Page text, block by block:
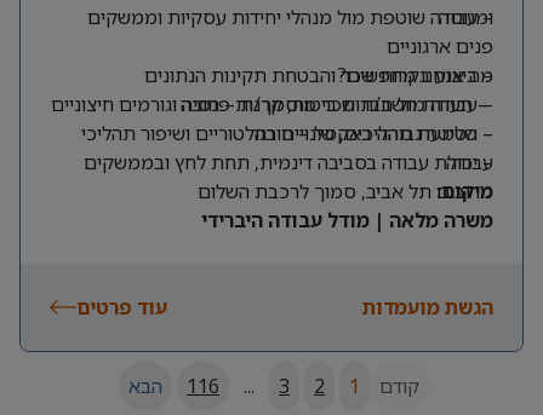
ומנוסה
– עבודה שוטפת מול מנהלי יחידות עסקיות וממשקים
פנים ארגוניים
– ביצוע בקרות שכר והבטחת תקינות הנתונים
– עבודה מול חברות ביטוח, קרנות פנסיה וגורמים חיצוניים
– הטמעת תהליכים, שינויים רגולטוריים ושיפור תהליכי
עבודה
מה אנחנו מחפשים?
– תעודת חשב/ת שכר מוסמך/ת – חובה
– שליטה גבוהה באקסל – חובה
– יכולת עבודה בסביבה דינמית, תחת לחץ ובממשקים
מרובים
מיקום: תל אביב, סמוך לרכבת השלום
משרה מלאה | מודל עבודה היברידי
הגשת מועמדות עוד פרטים
קודם 1
2
3
...
116 הבא